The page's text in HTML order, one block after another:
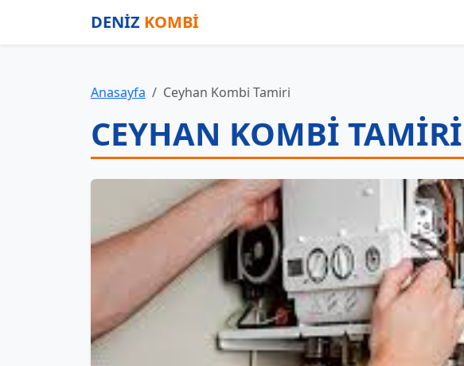
DENİZ KOMBİ
Anasayfa Ceyhan Kombi Tamiri
CEYHAN KOMBI TAMIRI